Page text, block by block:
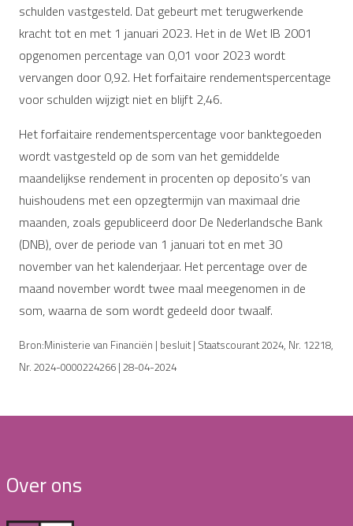
schulden vastgesteld. Dat gebeurt met terugwerkende
kracht tot en met 1 januari 2023. Het in de Wet IB 2001
opgenomen percentage van 0,01 voor 2023 wordt
vervangen door 0,92. Het forfaitaire rendementspercentage
voor schulden wijzigt niet en blijft 2,46.
Het forfaitaire rendementspercentage voor banktegoeden
wordt vastgesteld op de som van het gemiddelde
maandelijkse rendement in procenten op deposito’s van
huishoudens met een opzegtermijn van maximaal drie
maanden, zoals gepubliceerd door De Nederlandsche Bank
(DNB), over de periode van 1 januari tot en met 30
november van het kalenderjaar. Het percentage over de
maand november wordt twee maal meegenomen in de
som, waarna de som wordt gedeeld door twaalf.
Bron:Ministerie van Financiën | besluit | Staatscourant 2024, Nr. 12218,
Nr. 2024-0000224266 | 28-04-2024
Over ons